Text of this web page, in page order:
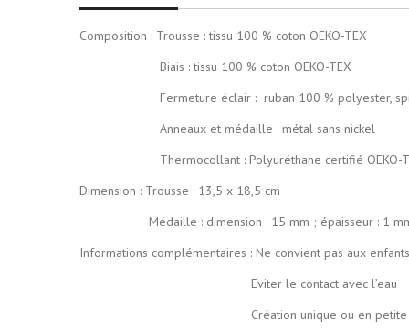
Composition : Trousse : tissu 100 % coton OEKO-TEX
Biais : tissu 100 % coton OEKO-TEX
Fermeture éclair : ruban 100 % polyester,
Anneaux et médaille : métal sans nickel
Thermocollant : Polyuréthane certifié OEKO-
Dimension : Trousse : 13,5 x 18,5 cm
Médaille : dimension : 15 mm ; épaisseur : 1
Informations complémentaires : Ne convient pas aux
Eviter le contact avec l’eau
Création unique ou en petite série de